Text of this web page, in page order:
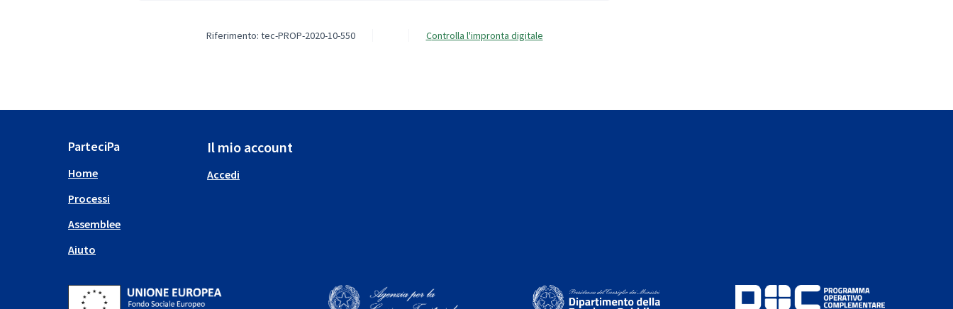
Riferimento: tec-PROP-2020-10-550 Controlla l'impronta digitale
ParteciPa
Home
Processi
Assemblee
Aiuto
Il mio account
Accedi